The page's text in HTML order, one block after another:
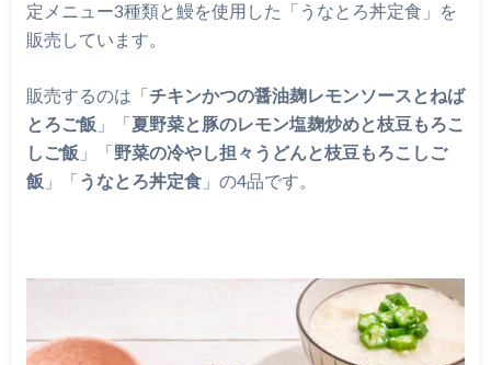
定メニュー3種類と鰻を使用した「うなとろ丼定食」を
販売しています。
販売するのは「チキンかつの醤油麹レモンソースとねば
とろご飯 」「夏野菜と豚のレモン塩麹炒めと枝豆もろこ
しご飯 」「野菜の冷やし担々うどんと枝豆もろこしご
飯 」「うなとろ丼定食」の4品です。